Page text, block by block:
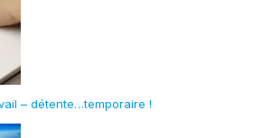
– détente…temporaire !